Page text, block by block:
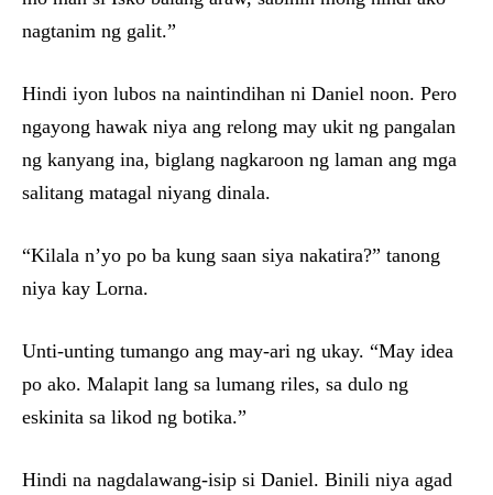
nagtanim ng galit.”
Hindi iyon lubos na naintindihan ni Daniel noon. Pero
ngayong hawak niya ang relong may ukit ng pangalan
ng kanyang ina, biglang nagkaroon ng laman ang mga
salitang matagal niyang dinala.
“Kilala n’yo po ba kung saan siya nakatira?” tanong
niya kay Lorna.
Unti-unting tumango ang may-ari ng ukay. “May idea
po ako. Malapit lang sa lumang riles, sa dulo ng
eskinita sa likod ng botika.”
Hindi na nagdalawang-isip si Daniel. Binili niya agad